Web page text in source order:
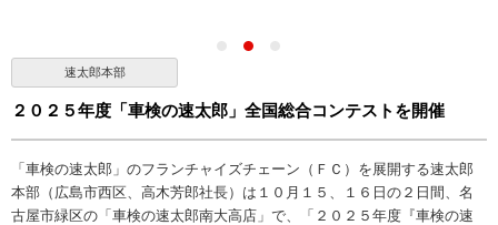
速太郎本部
２０２５年度「車検の速太郎」全国総合コンテストを開催
「車検の速太郎」のフランチャイズチェーン（ＦＣ）を展開する速太郎
本部（広島市西区、高木芳郎社長）は１０月１５、１６日の２日間、名
古屋市緑区の「車検の速太郎南大高店」で、「２０２５年度『車検の速